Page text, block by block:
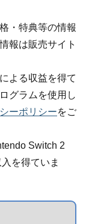
・特典等の情報
報は販売サイト
よる収益を得て
グラムを使用し
ーポリシーをご
Switch 2
を得ていま